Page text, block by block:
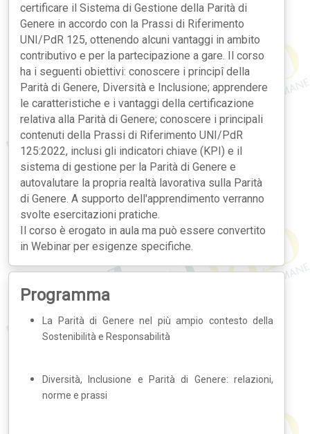
certificare il Sistema di Gestione della Parità di
Genere in accordo con la Prassi di Riferimento
UNI/PdR 125, ottenendo alcuni vantaggi in ambito
contributivo e per la partecipazione a gare. Il corso
ha i seguenti obiettivi: conoscere i principî della
Parità di Genere, Diversità e Inclusione; apprendere
le caratteristiche e i vantaggi della certificazione
relativa alla Parità di Genere; conoscere i principali
contenuti della Prassi di Riferimento UNI/PdR
125:2022, inclusi gli indicatori chiave (KPI) e il
sistema di gestione per la Parità di Genere e
autovalutare la propria realtà lavorativa sulla Parità
di Genere. A supporto dell'apprendimento verranno
svolte esercitazioni pratiche.
Il corso è erogato in aula ma può essere convertito
in Webinar per esigenze specifiche.
Programma
La Parità di Genere nel più ampio contesto della
Sostenibilità e Responsabilità
Diversità, Inclusione e Parità di Genere: relazioni,
norme e prassi